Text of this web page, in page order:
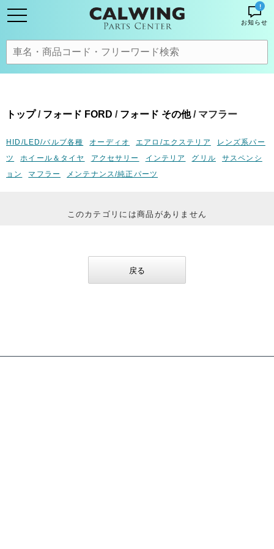
!
お知らせ
トップ/ フォード FORD / フォード その他/ マフラー
HID/LED/バルブ各種 オーディオ エアロ/エクステリア
レンズ系パー
ツ
ホイール＆タイヤ アクセサリー インテリア グリル
サスペンシ
ョン
マフラー メンテナンス/純正パーツ
このカテゴリには商品がありません
戻る